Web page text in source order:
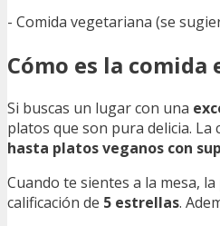
- Comida vegetariana (se
Cómo es la comida
Si buscas un lugar con una
platos que son pura delicia. La
hasta platos veganos con
Cuando te sientes a la mesa, la
calificación de 5 estrellas.